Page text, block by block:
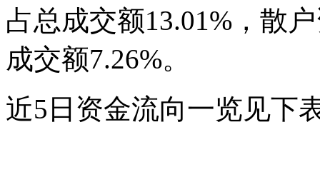
占总成交额13.01%，散
成交额7.26%。
近5日资金流向一览见下